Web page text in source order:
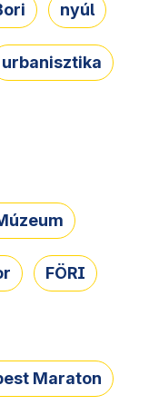
nyúl
urbanisztika
FÖRI
Maraton